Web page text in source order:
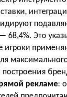
68,4%. Это
игроки
построения
рекламе: